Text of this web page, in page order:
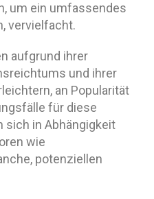
um ein umfassendes
vervielfacht.
aufgrund ihrer
und ihrer
an Popularität
für diese
sich in Abhängigkeit
wie
potenziellen